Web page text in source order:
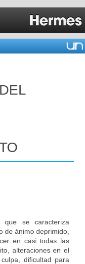
se caracteriza
de ánimo deprimido,
en casi todas las
alteraciones en el
dificultad para